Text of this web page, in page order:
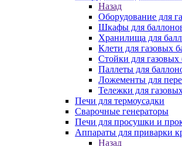
Назад
Оборудование для
Шкафы для
Хранилища для
Клети для газовых
Стойки для газовых
Паллеты для
Ложементы для
Тележки для
Печи для термоусадки
Сварочные генераторы
Печи для просушки и
Аппараты для приварки
Назад